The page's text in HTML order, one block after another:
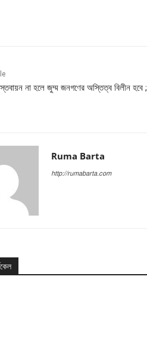
না হলে জুম্ম জনগণের অস্তিত্ব বিলীন হবে ;
Ruma Barta
http://rumabarta.com